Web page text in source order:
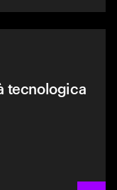
tecnologica